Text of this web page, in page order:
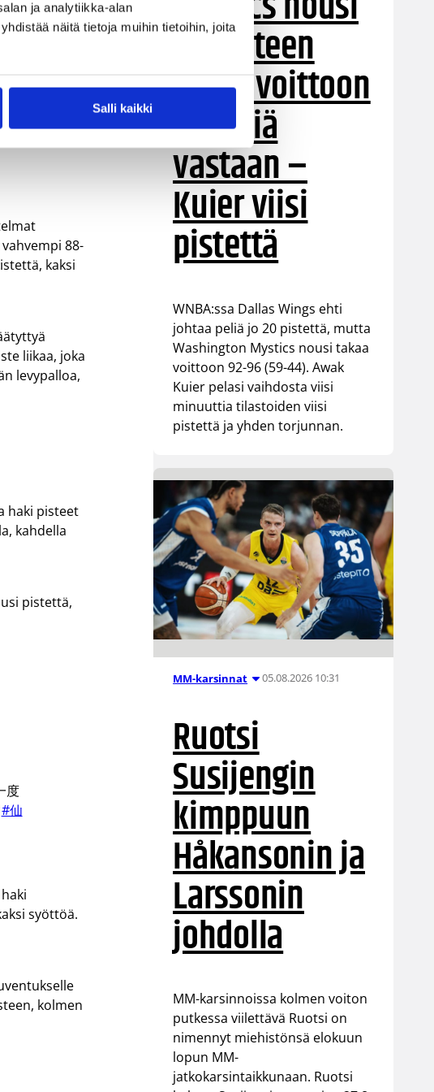
ja analytiikka-alan
näitä tietoja muihin tietoihin, joita
Salli kaikki
88-
kaksi
liikaa, joka
levypalloa,
haki pisteet
kahdella
pistettä,
度
#仙
syöttöä.
kolmen
20 pisteen
takaa voittoon
Wingsiä
vastaan –
Kuier viisi
pistettä
WNBA:ssa Dallas Wings ehti
johtaa peliä jo 20 pistettä, mutta
Washington Mystics nousi takaa
voittoon 92-96 (59-44). Awak
Kuier pelasi vaihdosta viisi
minuuttia tilastoiden viisi
pistettä ja yhden torjunnan.
MM-karsinnat 05.08.2026 10:31
Ruotsi
Susijengin
kimppuun
Håkansonin ja
Larssonin
johdolla
MM-karsinnoissa kolmen voiton
putkessa viilettävä Ruotsi on
nimennyt miehistönsä elokuun
lopun MM-
jatkokarsintaikkunaan. Ruotsi